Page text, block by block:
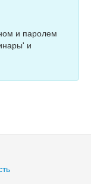
и паролем
и